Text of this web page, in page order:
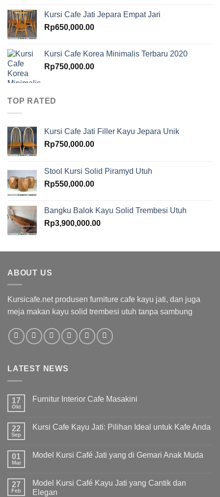
Kursi Cafe Jati Jepara Empat Jari
Rp650,000.00
Kursi Cafe Korea Minimalis Terbaru 2020
Rp750,000.00
TOP RATED
Kursi Cafe Jati Filler Kayu Jepara Unik
Rp750,000.00
Stool Kursi Solid Piramyd Utuh
Rp550,000.00
Bangku Balok Kayu Solid Trembesi Utuh
Rp3,900,000.00
ABOUT US
Kursicafe.net produsen furniture cafe kayu jati, dan juga
meja makan kayu solid trembesi utuh tanpa sambung
LATEST NEWS
17
Okt
Furnitur Interior Cafe Masakini
22
Sep
Kursi Cafe Kayu Jati: Pilihan Ideal untuk Kafe Anda
01
Mar
Model Kursi Café Jati yang di Gemari Anak Muda
27
Feb
Model Kursi Café Kayu Jati yang Cantik dan
Elegan